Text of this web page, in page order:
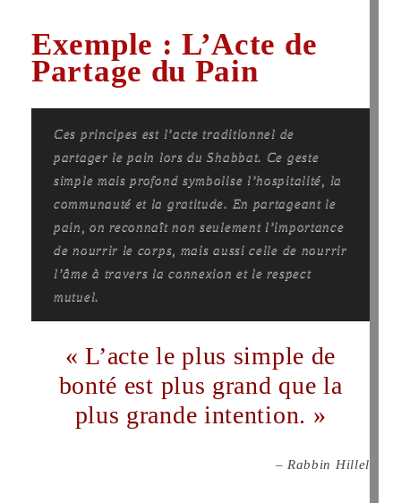
Exemple : L’Acte de
Partage du Pain
Ces principes est l’acte traditionnel de
partager le pain lors du Shabbat. Ce geste
simple mais profond symbolise l’hospitalité, la
communauté et la gratitude. En partageant le
pain, on reconnaît non seulement l’importance
de nourrir le corps, mais aussi celle de nourrir
l’âme à travers la connexion et le respect
mutuel.
« L’acte le plus simple de
bonté est plus grand que la
plus grande intention. »
– Rabbin Hillel